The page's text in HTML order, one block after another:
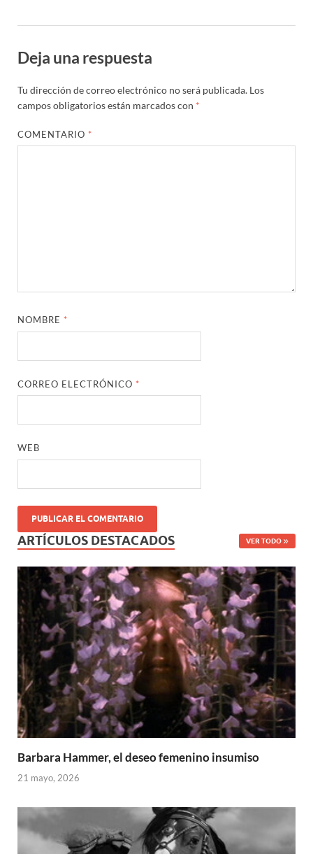
Deja una respuesta
Tu dirección de correo electrónico no será publicada. Los
campos obligatorios están marcados con *
COMENTARIO *
NOMBRE *
CORREO ELECTRÓNICO *
WEB
ARTÍCULOS DESTACADOS VER TODO
Barbara Hammer, el deseo femenino insumiso
21 mayo, 2026